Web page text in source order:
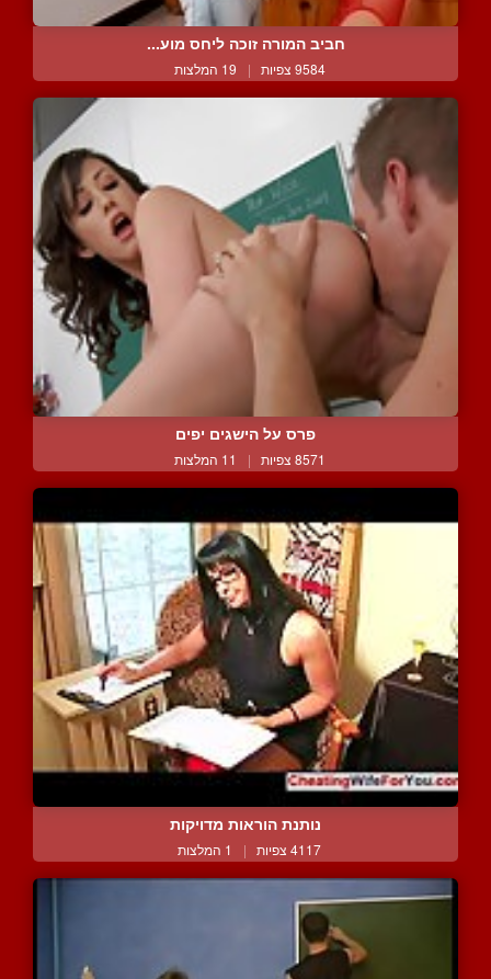
חביב המורה זוכה ליחס מוע...
9584 צפיות | 19 המלצות
פרס על הישגים יפים
8571 צפיות | 11 המלצות
נותנת הוראות מדויקות
4117 צפיות | 1 המלצות